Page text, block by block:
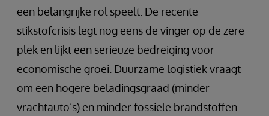
een belangrijke rol speelt. De recente
stikstofcrisis legt nog eens de vinger op de zere
plek en lijkt een serieuze bedreiging voor
economische groei. Duurzame logistiek vraagt
om een hogere beladingsgraad (minder
vrachtauto’s) en minder fossiele brandstoffen.